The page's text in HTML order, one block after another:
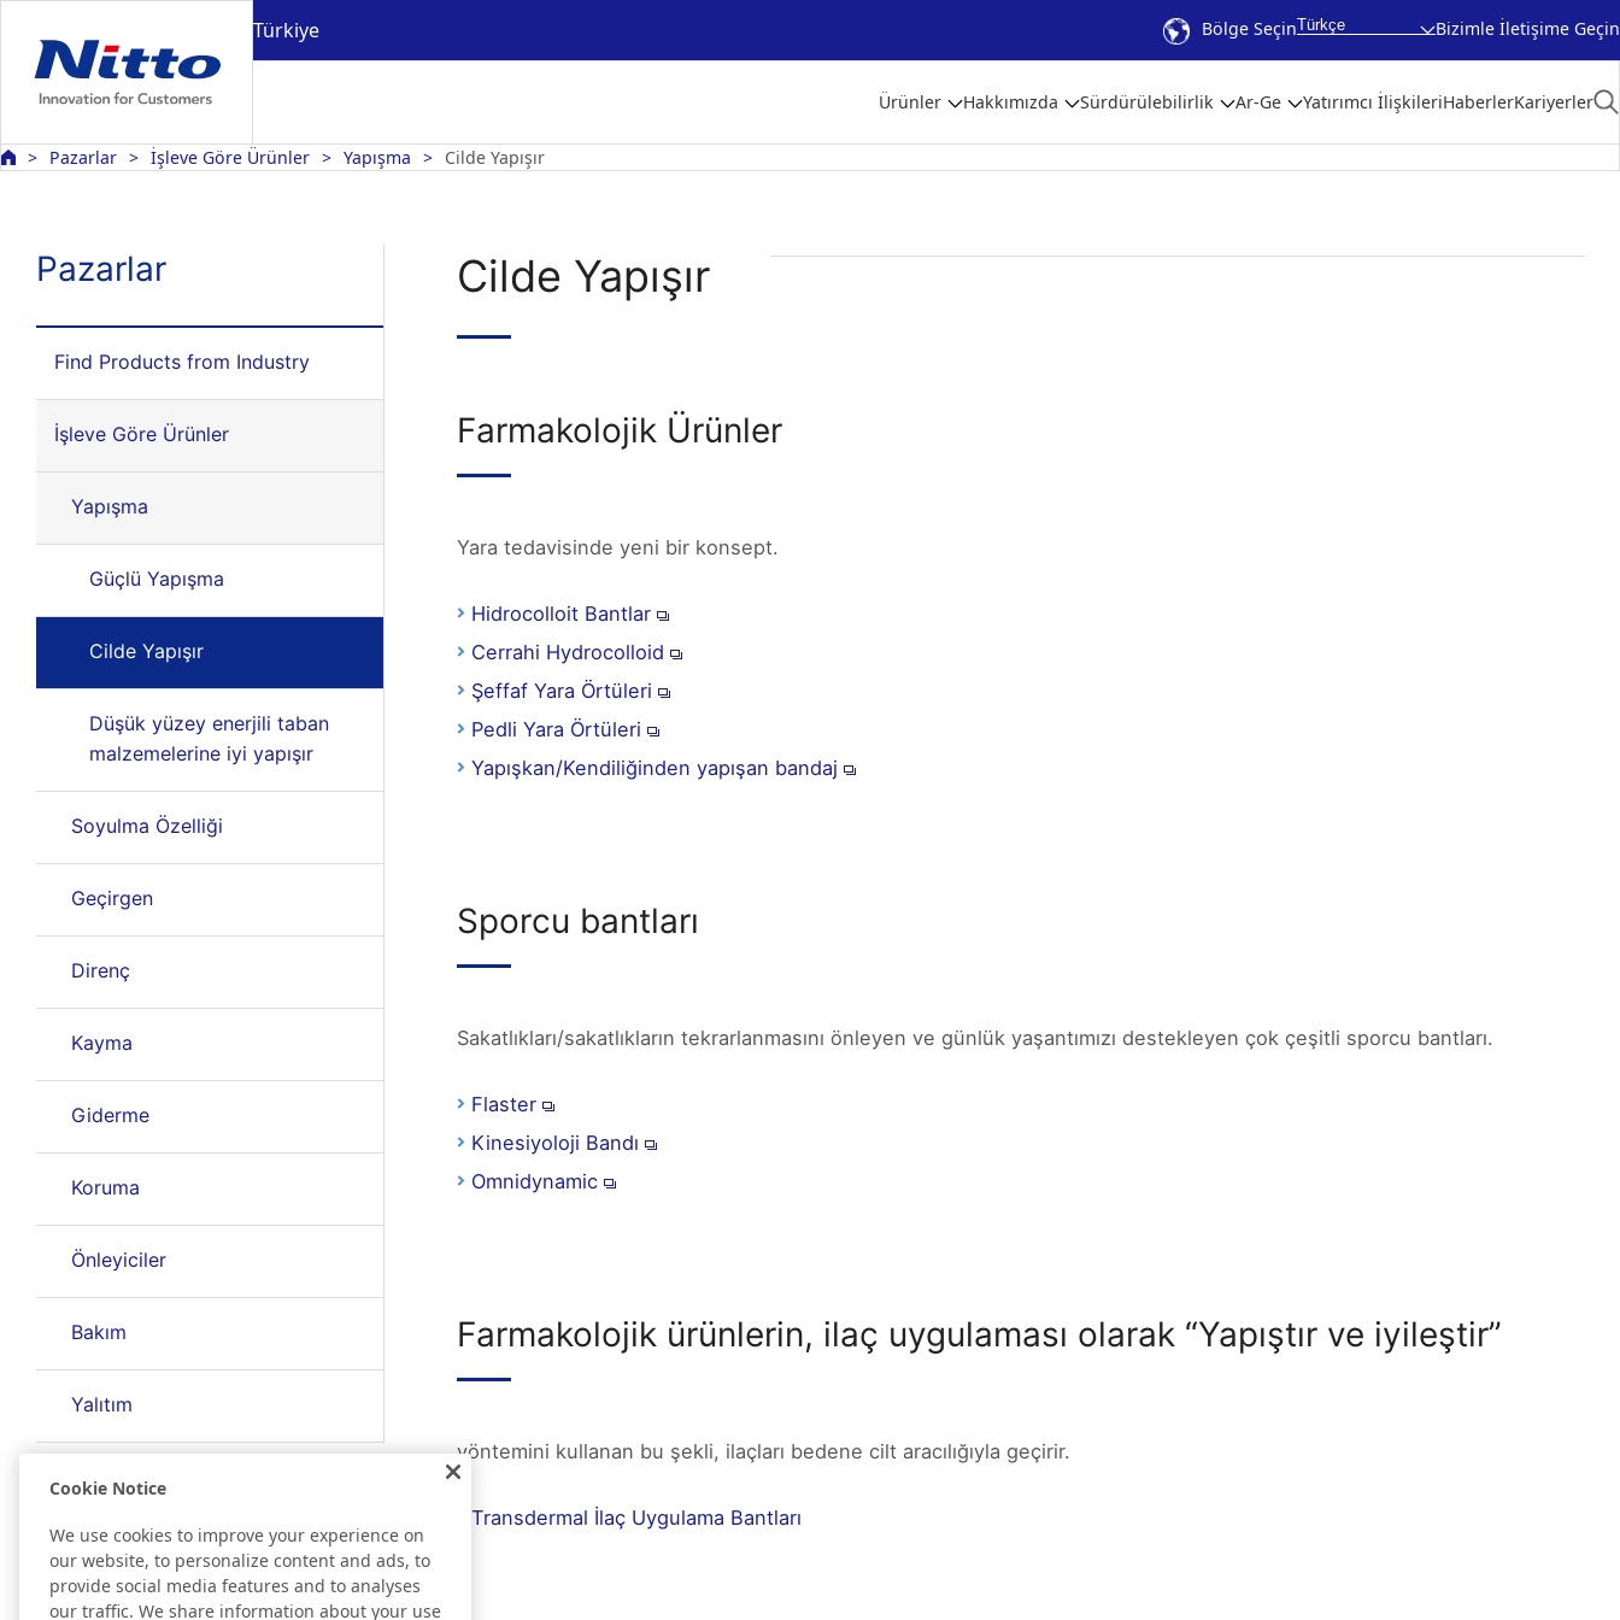
Türkiye Bölge SeçinTürkçe Bizimle İletişime Geçin
Ürünler Hakkımızda Sürdürülebilirlik Ar-Ge Yatırımcı İlişkileriHaberlerKariyerler
Pazarlar İşleve Göre Ürünler Yapışma Cilde Yapışır
Pazarlar
Find Products from Industry
İşleve Göre Ürünler
Yapışma
Güçlü Yapışma
Cilde Yapışır
Düşük yüzey enerjili taban
malzemelerine iyi yapışır
Soyulma Özelliği
Geçirgen
Direnç
Kayma
Giderme
Koruma
Önleyiciler
Bakım
Yalıtım
Cilde Yapışır
Farmakolojik Ürünler
Yara tedavisinde yeni bir konsept.
Hidrocolloit Bantlar
Cerrahi Hydrocolloid
Şeffaf Yara Örtüleri
Pedli Yara Örtüleri
Yapışkan/Kendiliğinden yapışan bandaj
Sporcu bantları
Sakatlıkları/sakatlıkların tekrarlanmasını önleyen ve günlük yaşantımızı destekleyen çok çeşitli sporcu bantları.
Flaster
Kinesiyoloji Bandı
Omnidynamic
Farmakolojik ürünlerin, ilaç uygulaması olarak “Yapıştır ve iyileştir”
yöntemini kullanan bu şekli, ilaçları bedene cilt aracılığıyla geçirir.
Transdermal İlaç Uygulama Bantları
Cookie Notice
We use cookies to improve your experience on
our website, to personalize content and ads, to
provide social media features and to analyses
our traffic. We share information about your use